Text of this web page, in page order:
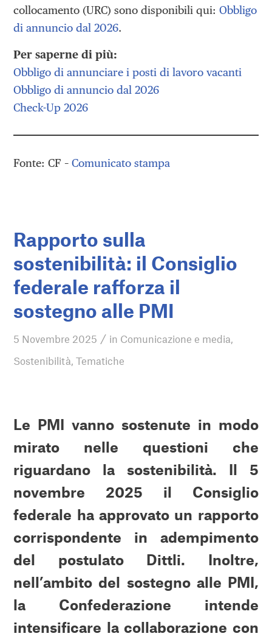
collocamento (URC) sono disponibili qui:Obbligo
di annuncio dal 2026.
Per saperne di più:
Obbligo di annunciare i posti di lavoro vacanti
Obbligo di annuncio dal 2026
Check-Up 2026
Fonte: CF –Comunicato stampa
Rapporto sulla
sostenibilità: il Consiglio
federale rafforza il
sostegno alle PMI
5 Novembre 2025 / in Comunicazione e media
Sostenibilità ,Tematiche
Le PMI vanno sostenute in modo
mirato nelle questioni che
riguardano la sostenibilità. Il 5
novembre 2025 il Consiglio
federale ha approvato un rapporto
corrispondente in adempimento
del postulato Dittli. Inoltre,
nell’ambito del sostegno alle PMI,
la Confederazione intende
intensificare la collaborazione con